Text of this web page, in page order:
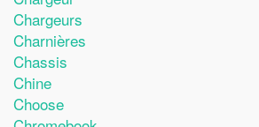
Chargeurs
Charnières
Chassis
Chine
Choose